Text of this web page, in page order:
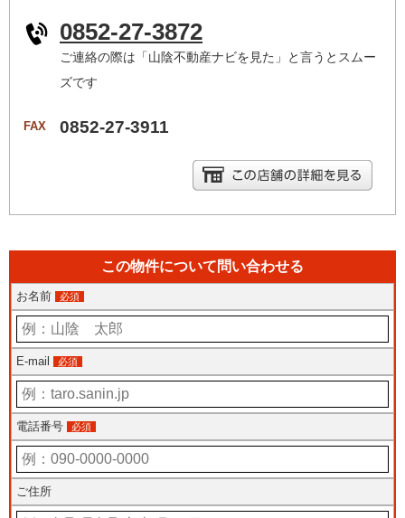
0852-27-3872
ご連絡の際は「山陰不動産ナビを見た」と言うとスムー
ズです
FAX 0852-27-3911